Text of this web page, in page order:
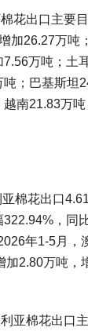
花出口主要
加26.27万吨
万吨；土
；巴基斯坦
越南21.83万
棉花出口
，同
年1-5月，
加2.80万吨，
亚棉花出口